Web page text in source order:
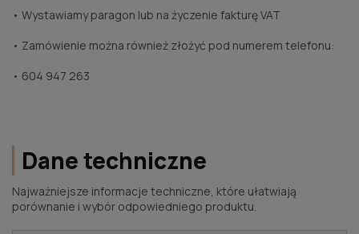
• Wystawiamy paragon lub na życzenie fakturę VAT
• Zamówienie można również złożyć pod numerem telefonu:
• 604 947 263
Dane techniczne
Najważniejsze informacje techniczne, które ułatwiają
porównanie i wybór odpowiedniego produktu.